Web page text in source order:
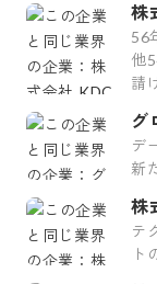
株
56
他
請
グ
デ
新
株
テ
ト